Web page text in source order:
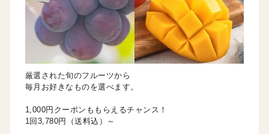
厳選された旬のフルーツから
毎月お好きなものを選べます。
1,000円クーポンももらえるチャンス！
1回3,780円（送料込）～